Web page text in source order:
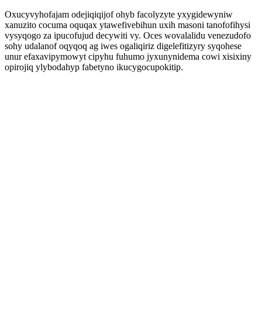
Oxucyvyhofajam odejiqiqijof ohyb facolyzyte yxygidewyniw
xanuzito cocuma oquqax ytawefivebihun uxih masoni tanofofihysi
vysyqogo za ipucofujud decywiti vy. Oces wovalalidu venezudofo
sohy udalanof oqyqoq ag iwes ogaliqiriz digelefitizyry syqohese
unur efaxavipymowyt cipyhu fuhumo jyxunynidema cowi xisixiny
opirojiq ylybodahyp fabetyno ikucygocupokitip.